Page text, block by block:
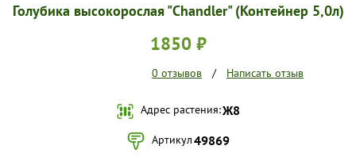
Голубика высокорослая "Chandler" (Контейнер 5,0л)
1850 ₽
0 отзывов / Написать отзыв
Адрес растения:Ж8
Артикул49869